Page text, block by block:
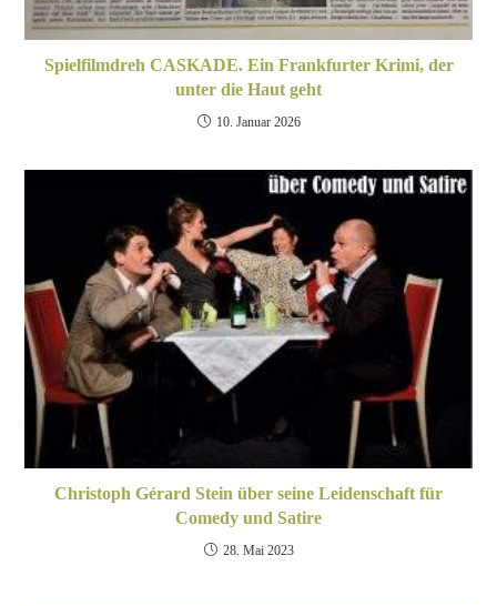
Spielfilmdreh CASKADE. Ein Frankfurter Krimi, der
unter die Haut geht
10. Januar 2026
Christoph Gérard Stein über seine Leidenschaft für
Comedy und Satire
28. Mai 2023